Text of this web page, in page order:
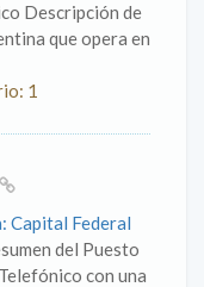
Descripción de
que opera en
1
Capital Federal
del Puesto
con una